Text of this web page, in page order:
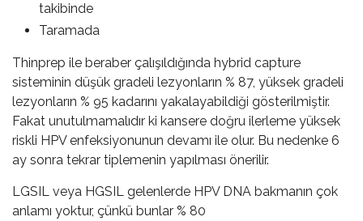
takibinde
Taramada
Thinprep ile beraber çalışıldığında hybrid capture
sisteminin düşük gradeli lezyonların % 87, yüksek gradeli
lezyonların % 95 kadarını yakalayabildiği gösterilmiştir.
Fakat unutulmamalıdır ki kansere doğru ilerleme yüksek
riskli HPV enfeksiyonunun devamı ile olur. Bu nedenke 6
ay sonra tekrar tiplemenin yapılması önerilir.
LGSIL veya HGSIL gelenlerde HPV DNA bakmanın çok
anlamı yoktur, çünkü bunlar % 80